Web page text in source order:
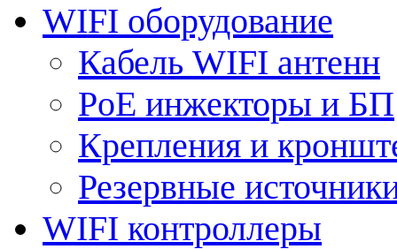
WIFI оборудование
Кабель WIFI антенн
PoE инжекторы и БП
Крепления и
Резервные
WIFI контроллеры